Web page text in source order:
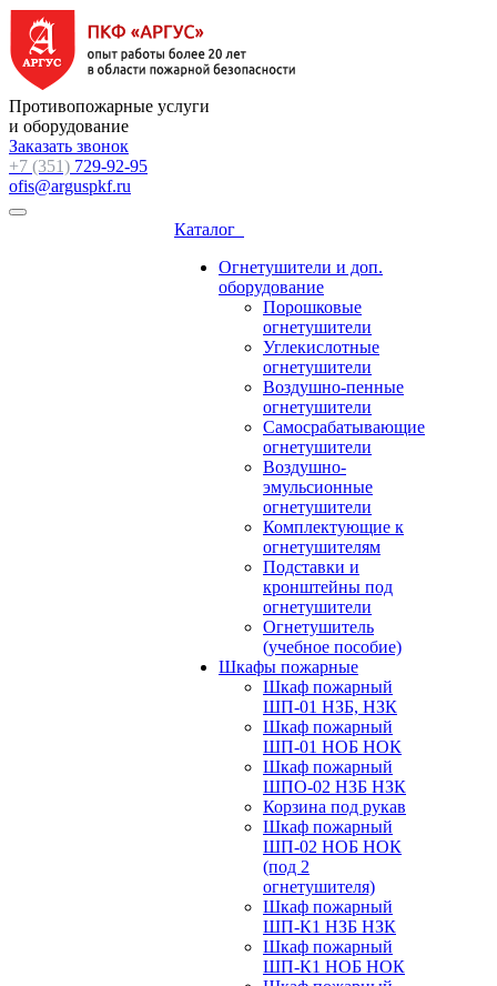
Противопожарные услуги
и оборудование
Заказать звонок
+7 (351) 729-92-95
ofis@arguspkf.ru
Каталог
Огнетушители и доп.
оборудование
Порошковые
огнетушители
Углекислотные
огнетушители
Воздушно-пенные
огнетушители
Самосрабатывающие
огнетушители
Воздушно-
эмульсионные
огнетушители
Комплектующие к
огнетушителям
Подставки и
кронштейны под
огнетушители
Огнетушитель
(учебное пособие)
Шкафы пожарные
Шкаф пожарный
ШП-01 НЗБ, НЗК
Шкаф пожарный
ШП-01 НОБ НОК
Шкаф пожарный
ШПО-02 НЗБ НЗК
Корзина под рукав
Шкаф пожарный
ШП-02 НОБ НОК
(под 2
огнетушителя)
Шкаф пожарный
ШП-К1 НЗБ НЗК
Шкаф пожарный
ШП-К1 НОБ НОК